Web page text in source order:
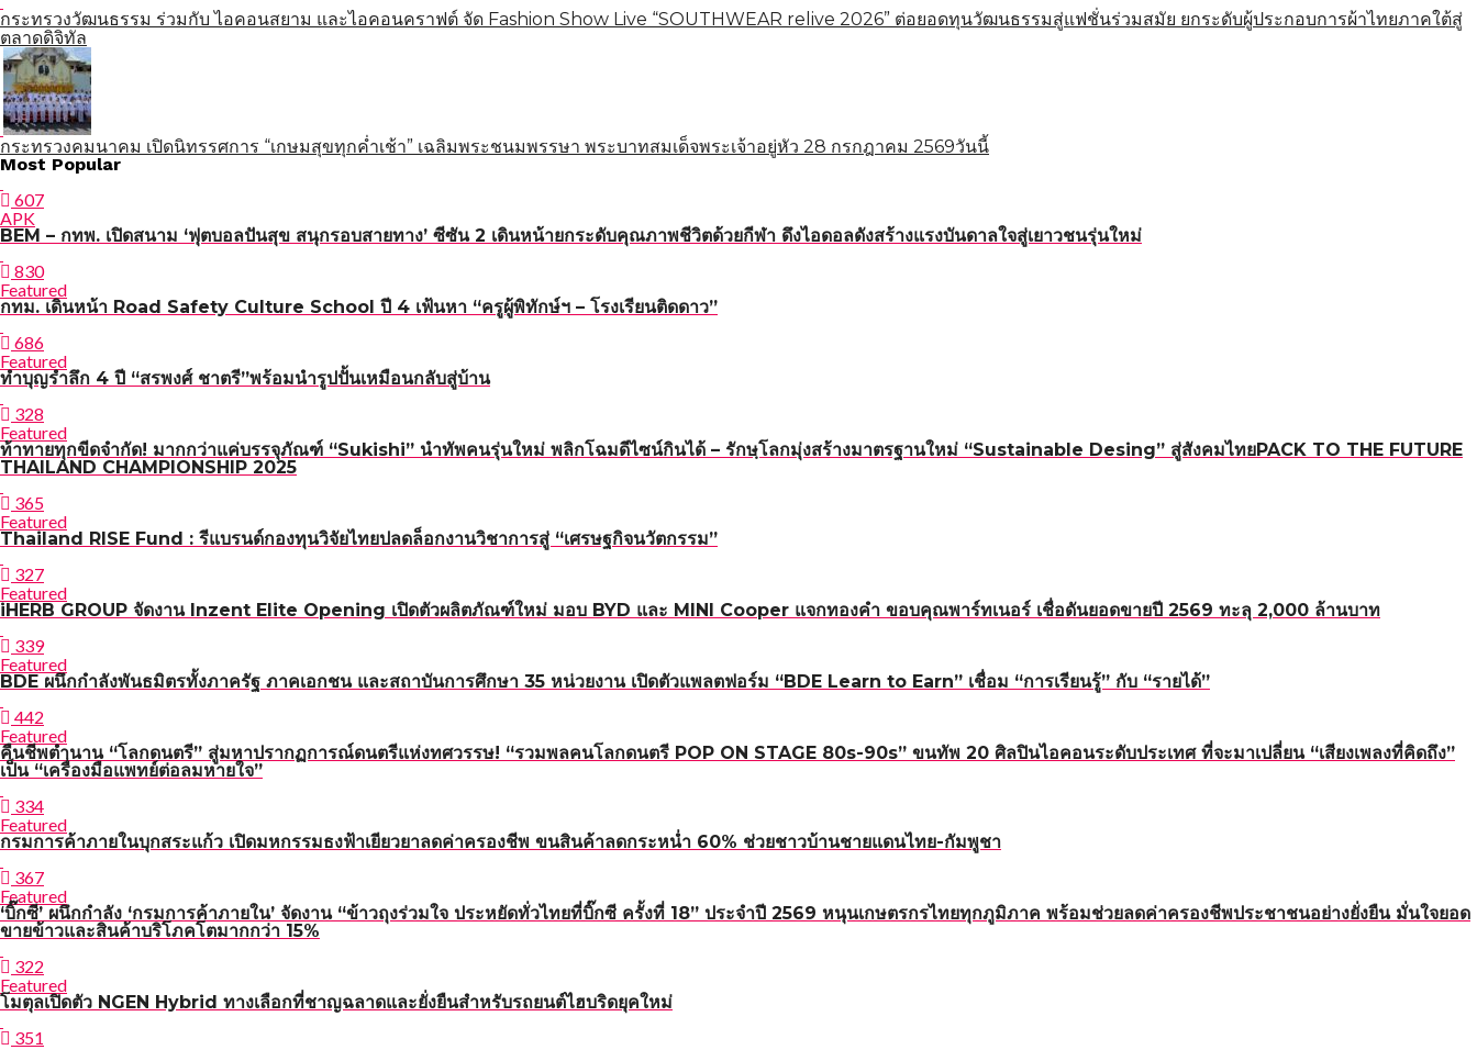
กระทรวงวัฒนธรรม ร่วมกับ ไอคอนสยาม และไอคอนคราฟต์ จัด Fashion Show Live “SOUTHWEAR relive 2026” ต่อยอดทุนวัฒนธรรมสู่แฟชั่นร่วมสมัย ยกระดับผู้ประกอบการผ้าไทยภาคใต้สู่
ตลาดดิจิทัล
กระทรวงคมนาคม เปิดนิทรรศการ “เกษมสุขทุกค่ำเช้า” เฉลิมพระชนมพรรษา พระบาทสมเด็จพระเจ้าอยู่หัว 28 กรกฎาคม 2569วันนี้
แนะแนว
Most Popular
607
APK
BEM – กทพ. เปิดสนาม ‘ฟุตบอลปันสุข สนุกรอบสายทาง’ ซีซัน 2 เดินหน้ายกระดับคุณภาพชีวิตด้วยกีฬา ดึงไอดอลดังสร้างแรงบันดาลใจสู่เยาวชนรุ่นใหม่
830
Featured
กทม. เดินหน้า Road Safety Culture School ปี 4 เฟ้นหา “ครูผู้พิทักษ์ฯ – โรงเรียนติดดาว”
686
Featured
ทำบุญรำลึก 4 ปี “สรพงศ์ ชาตรี”พร้อมนำรูปปั้นเหมือนกลับสู่บ้าน
328
Featured
ท้าทายทุกขีดจำกัด! มากกว่าแค่บรรจุภัณฑ์ “Sukishi” นำทัพคนรุ่นใหม่ พลิกโฉมดีไซน์กินได้ – รักษฺโลกมุ่งสร้างมาตรฐานใหม่ “Sustainable Desing” สู่สังคมไทยPACK TO THE FUTURE
THAILAND CHAMPIONSHIP 2025
365
Featured
Thailand RISE Fund : รีแบรนด์กองทุนวิจัยไทยปลดล็อกงานวิชาการสู่ “เศรษฐกิจนวัตกรรม”
327
Featured
iHERB GROUP จัดงาน Inzent Elite Opening เปิดตัวผลิตภัณฑ์ใหม่ มอบ BYD และ MINI Cooper แจกทองคำ ขอบคุณพาร์ทเนอร์ เชื่อดันยอดขายปี 2569 ทะลุ 2,000 ล้านบาท
339
Featured
BDE ผนึกกำลังพันธมิตรทั้งภาครัฐ ภาคเอกชน และสถาบันการศึกษา 35 หน่วยงาน เปิดตัวแพลตฟอร์ม “BDE Learn to Earn” เชื่อม “การเรียนรู้” กับ “รายได้”
442
Featured
คืนชีพตำนาน “โลกดนตรี” สู่มหาปรากฏการณ์ดนตรีแห่งทศวรรษ! “รวมพลคนโลกดนตรี POP ON STAGE 80s-90s” ขนทัพ 20 ศิลปินไอคอนระดับประเทศ ที่จะมาเปลี่ยน “เสียงเพลงที่คิดถึง”
เป็น “เครื่องมือแพทย์ต่อลมหายใจ”
334
Featured
กรมการค้าภายในบุกสระแก้ว เปิดมหกรรมธงฟ้าเยียวยาลดค่าครองชีพ ขนสินค้าลดกระหน่ำ 60% ช่วยชาวบ้านชายแดนไทย-กัมพูชา
367
Featured
‘บิ๊กซี’ ผนึกกำลัง ‘กรมการค้าภายใน’ จัดงาน “ข้าวถุงร่วมใจ ประหยัดทั่วไทยที่บิ๊กซี ครั้งที่ 18” ประจำปี 2569 หนุนเกษตรกรไทยทุกภูมิภาค พร้อมช่วยลดค่าครองชีพประชาชนอย่างยั่งยืน มั่นใจยอด
ขายข้าวและสินค้าบริโภคโตมากกว่า 15%
322
Featured
โมตุลเปิดตัว NGEN Hybrid ทางเลือกที่ชาญฉลาดและยั่งยืนสำหรับรถยนต์ไฮบริดยุคใหม่
351